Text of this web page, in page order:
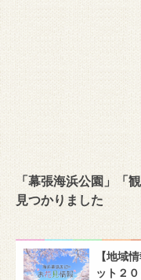
「幕張海浜公園」「
見つかりました
【地域
ット２